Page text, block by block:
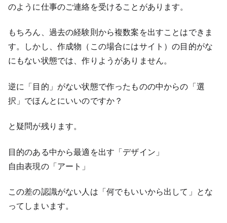
のように仕事のご連絡を受けることがあります。
もちろん、過去の経験則から複数案を出すことはできま
す。しかし、作成物（この場合にはサイト）の目的がな
にもない状態では、作りようがありません。
逆に「目的」がない状態で作ったものの中からの「選
択」でほんとにいいのですか？
と疑問が残ります。
目的のある中から最適を出す「デザイン」
自由表現の「アート」
この差の認識がない人は「何でもいいから出して」とな
ってしまいます。